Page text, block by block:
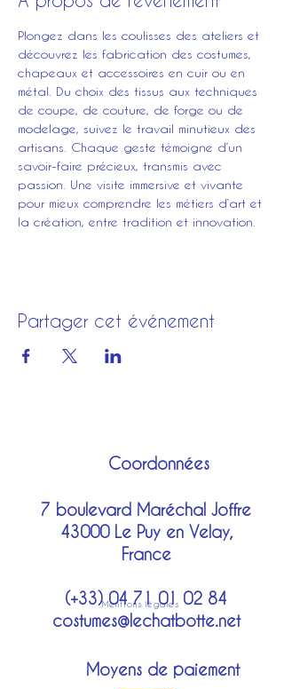
Plongez dans les coulisses des ateliers et
découvrez les fabrication des costumes,
chapeaux et accessoires en cuir ou en
métal. Du choix des tissus aux techniques
de coupe, de couture, de forge ou de
modelage, suivez le travail minutieux des
artisans. Chaque geste témoigne d’un
savoir-faire précieux, transmis avec
passion. Une visite immersive et vivante
pour mieux comprendre les métiers d’art et
la création, entre tradition et innovation.
Partager cet événement
Mentions légales
Coordonnées
7 boulevard Maréchal Joffre
43000 Le Puy en Velay,
France
(+33)04 71 01 02 84
costumes@lechatbotte.net
Moyens de paiement